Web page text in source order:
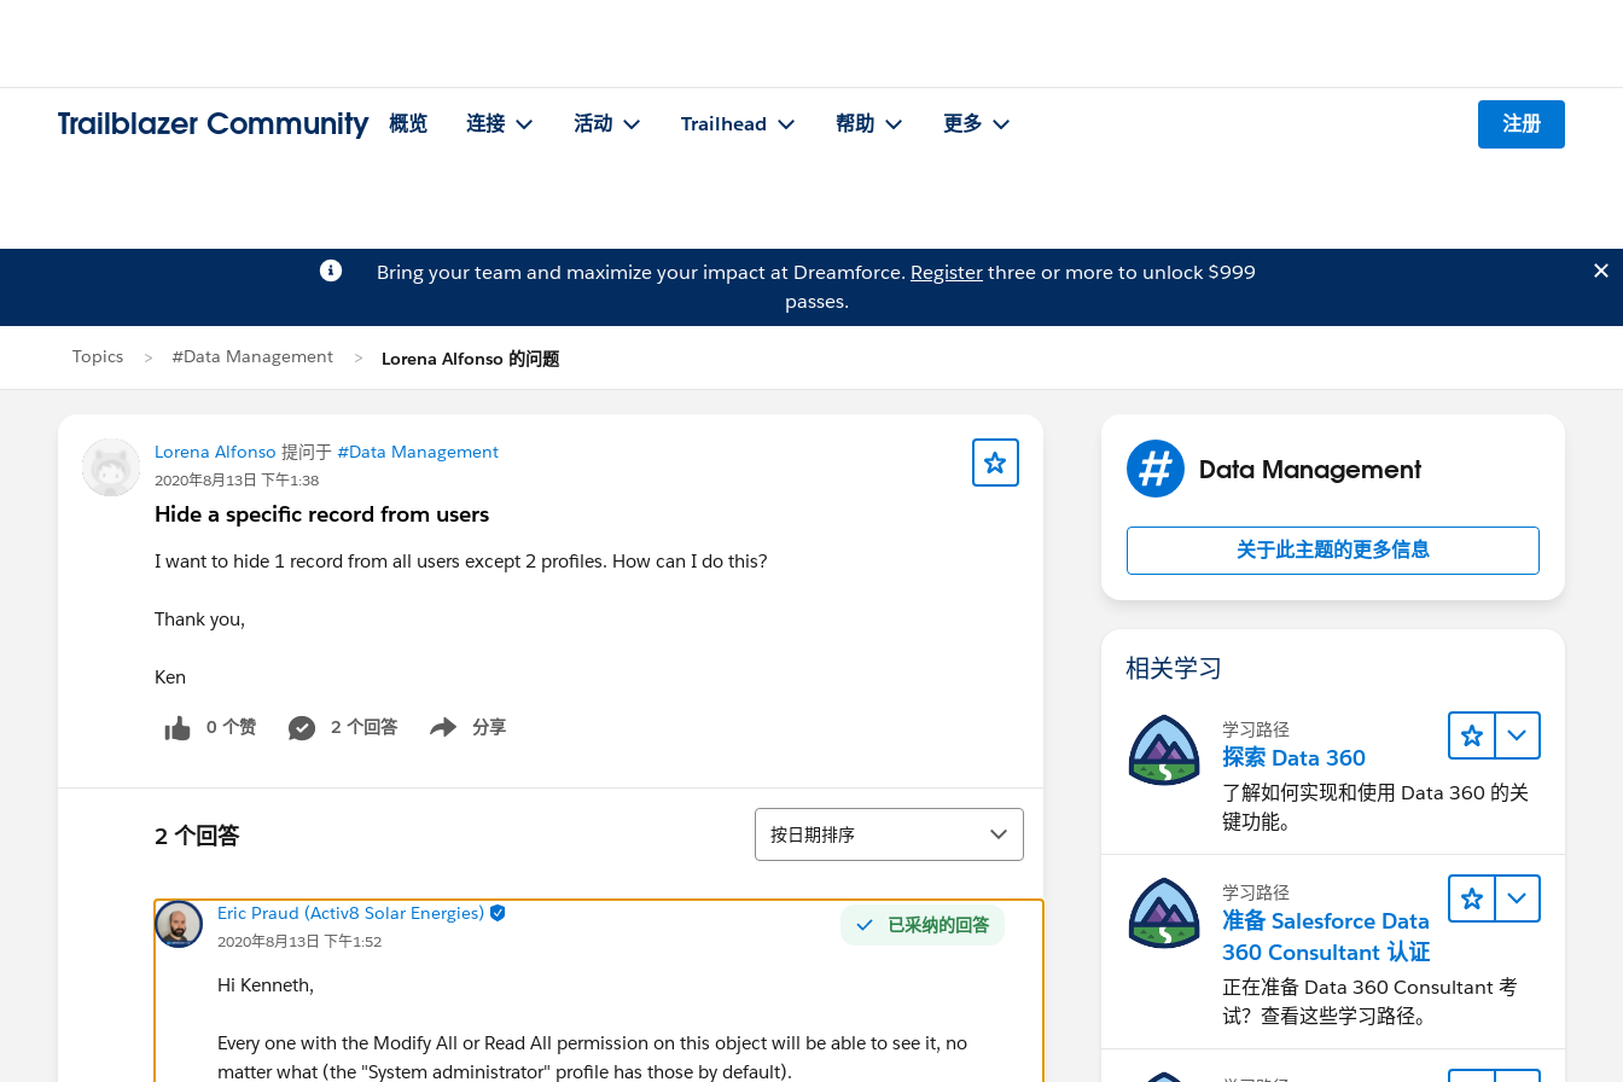
Trailblazer Community 概览 连接 活动 Trailhead 帮助 更多 注册
Bring your team and maximize your impact at Dreamforce. Registerthree or more to unlock $999
passes.
Topics #Data Management Lorena Alfonso 的问题
Lorena Alfonso 提问于 #Data Management
2020年8月13日 下午1:38
Hide a specific record from users
I want to hide 1 record from all users except 2 profiles. How can I do this?
Thank you,
Ken
0 个赞 2 个回答 分享
Show menu
2 个回答 排序
按日期排序
已采纳的回答
Eric Praud (Activ8 Solar Energies)
2020年8月13日 下午1:52
Hi Kenneth,
Every one with the Modify All or Read All permission on this object will be able to see it, no
matter what (the "System administrator" profile has those by default).
Data Management
关于此主题的更多信息
相关学习
学习路径
探索 Data 360
了解如何实现和使用 Data 360 的关
键功能。
学习路径
准备 Salesforce Data
360 Consultant 认证
正在准备 Data 360 Consultant 考
试？查看这些学习路径。